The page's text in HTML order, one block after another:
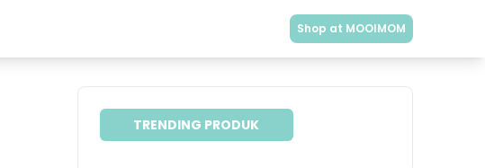
Shop at MOOIMOM
TRENDING PRODUK